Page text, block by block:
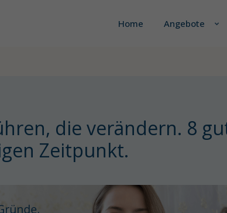
Home Angebote
die verändern. 8
Zeitpunkt.